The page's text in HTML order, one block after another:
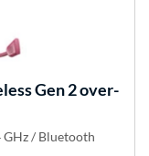
Gen 2 over-
GHz / Bluetooth